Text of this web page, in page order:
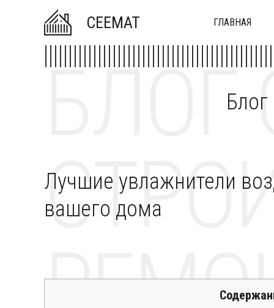
CEEMAT ГЛАВНАЯ
БЛОГ
Лучшие увлажнители
вашего дома